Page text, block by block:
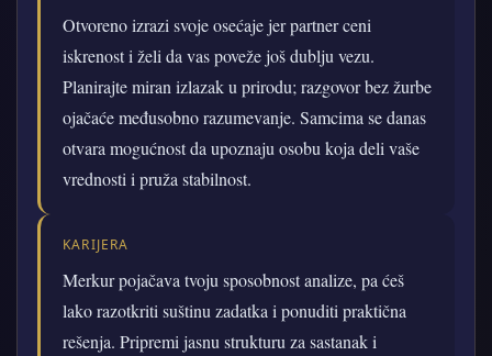
Otvoreno izrazi svoje osećaje jer partner ceni
iskrenost i želi da vas poveže još dublju vezu.
Planirajte miran izlazak u prirodu; razgovor bez žurbe
ojačaće međusobno razumevanje. Samcima se danas
otvara mogućnost da upoznaju osobu koja deli vaše
vrednosti i pruža stabilnost.
KARIJERA
Merkur pojačava tvoju sposobnost analize, pa ćeš
lako razotkriti suštinu zadatka i ponuditi praktična
rešenja. Pripremi jasnu strukturu za sastanak i